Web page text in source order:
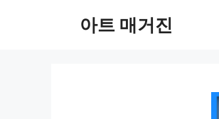
아트 매거진